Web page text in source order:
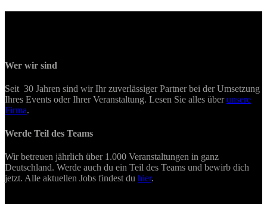
Wer wir sind
Seit 30 Jahren sind wir Ihr zuverlässiger Partner bei der Umsetzung
Ihres Events oder Ihrer Veranstaltung. Lesen Sie alles überunsere
Firma.
Werde Teil des Teams
Wir betreuen jährlich über 1.000 Veranstaltungen in ganz
Deutschland. Werde auch du ein Teil des Teams und bewirb dich
jetzt. Alle aktuellen Jobs findest du hier.